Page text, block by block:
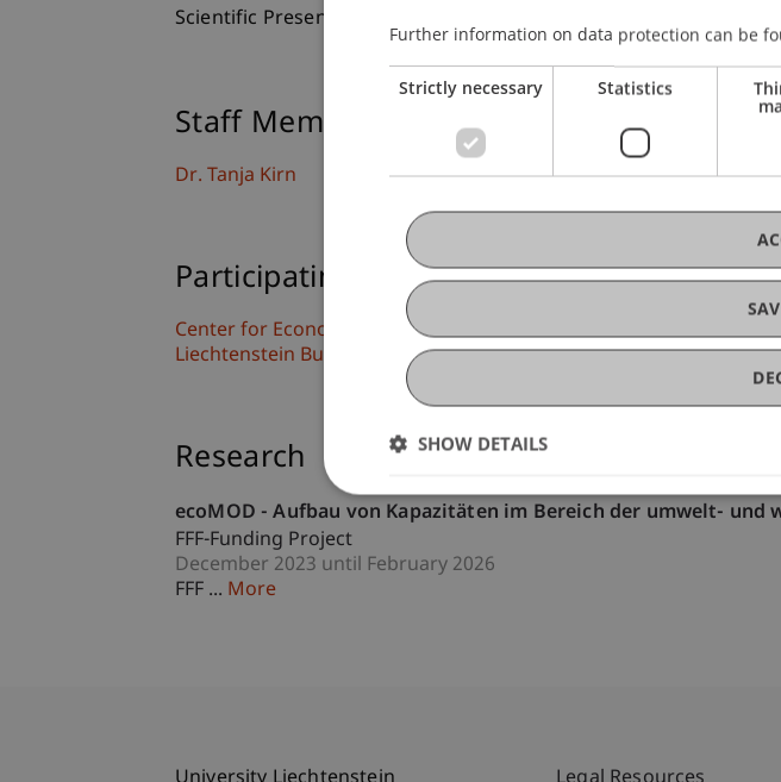
Scientific Presentation
Staff Members
Dr. Tanja Kirn
Participating Institutions
Center for Economics
Liechtenstein Business School
Research
ecoMOD - Aufbau von Kapazitäten im Bereich der umwelt-
FFF-Funding Project
December 2023 until February 2026
FFF ... More
Further information on data protection can be
Strictly necessary Statistics
SHOW DETAILS